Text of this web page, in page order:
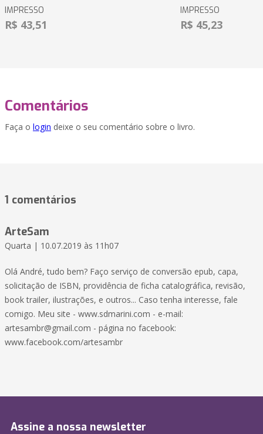
IMPRESSO
R$ 43,51
IMPRESSO
R$ 45,23
Comentários
Faça o login deixe o seu comentário sobre o livro.
1 comentários
ArteSam
Quarta | 10.07.2019 às 11h07
Olá André, tudo bem? Faço serviço de conversão epub, capa,
solicitação de ISBN, providência de ficha catalográfica, revisão,
book trailer, ilustrações, e outros... Caso tenha interesse, fale
comigo. Meu site - www.sdmarini.com - e-mail:
artesambr@gmail.com - página no facebook:
www.facebook.com/artesambr
Assine a nossa newsletter